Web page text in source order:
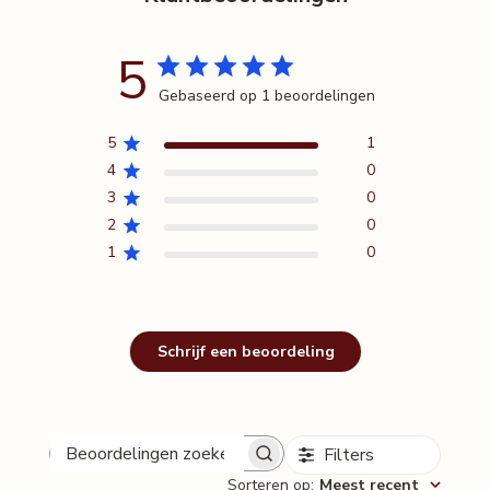
*Reducose is een handelsmerk van Phynova Group Ltd.
THE carbX is samengesteld met het gepatenteerde ingrediënt witte
moerbei (Reducose™), dat wordt ondersteund door 9 klinische studies.
bij aan een gezonde stofwisseling van suikers en
Chroom ondersteunt het behoud van een normale bloedsuikerspiegel
bij aan een normaal macronutriëntenmetabolisme
De instructies
5 Gebaseerd op 1 beoordelingen
5
1
4
0
3
0
2
0
1
0
Schrijf een beoordeling
Beoordelingen
Filters
Sorteren op: Meest recent